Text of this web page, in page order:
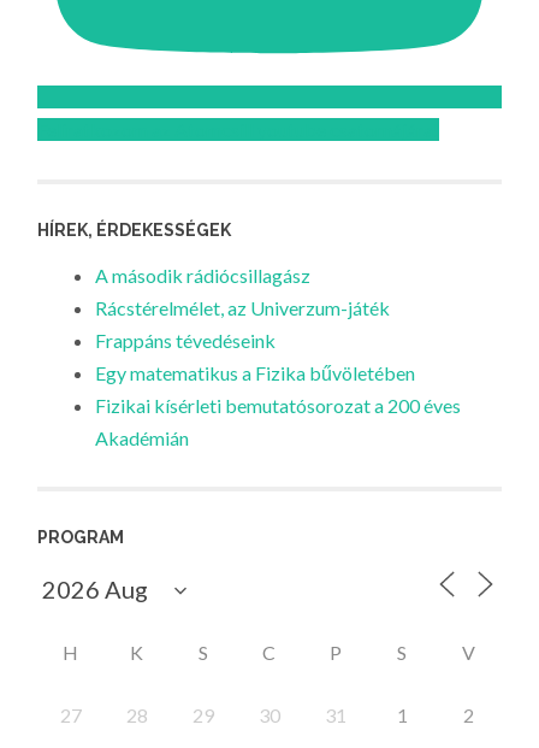
HÍREK, ÉRDEKESSÉGEK
A második rádiócsillagász
Rácstérelmélet, az Univerzum-játék
Frappáns tévedéseink
Egy matematikus a Fizika bűvöletében
Fizikai kísérleti bemutatósorozat a 200 éves
Akadémián
PROGRAM
H K S C P S V
27 28 29 30 31 1 2